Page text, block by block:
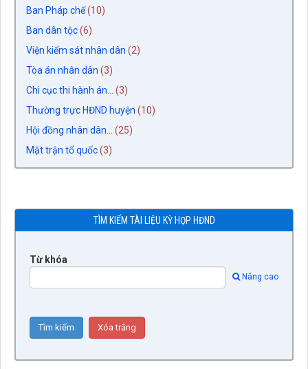
Ban Pháp chế(10)
Ban dân tộc(6)
Viện kiểm sát nhân dân (2)
Tòa án nhân dân (3)
Chi cục thi hành án...
(3)
Thường trực HĐND huyện (10)
Hội đồng nhân dân...
(25)
Mặt trận tổ quốc(3)
TÌM KIẾM TÀI LIỆU KỲ HỌP HĐND
Từ khóa
Nâng cao